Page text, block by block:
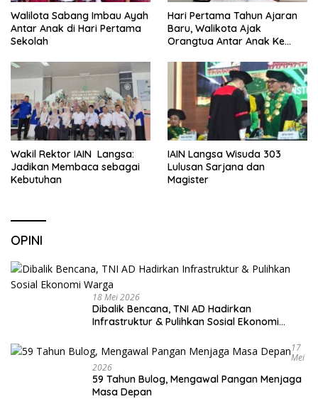
Walilota Sabang Imbau Ayah
Antar Anak di Hari Pertama
Sekolah
Hari Pertama Tahun Ajaran
Baru, Walikota Ajak
Orangtua Antar Anak Ke
Wakil Rektor IAIN Langsa:
Jadikan Membaca sebagai
Kebutuhan
IAIN Langsa Wisuda 303
Lulusan Sarjana dan
Magister
OPINI
18 Mei 2026
Dibalik Bencana, TNI AD Hadirkan
Infrastruktur & Pulihkan Sosial Ekonomi
17
Mei
2026
59 Tahun Bulog, Mengawal Pangan Menjaga
Masa Depan